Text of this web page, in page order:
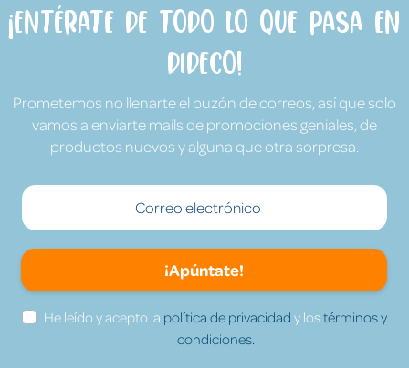
¡Entérate de todo lo que pasa en
Dideco!
Prometemos no llenarte el buzón de correos, así que solo
vamos a enviarte mails de promociones geniales, de
productos nuevos y alguna que otra sorpresa.
¡Apúntate!
He leído y acepto la política de privacidad y lostérminos y
condiciones.